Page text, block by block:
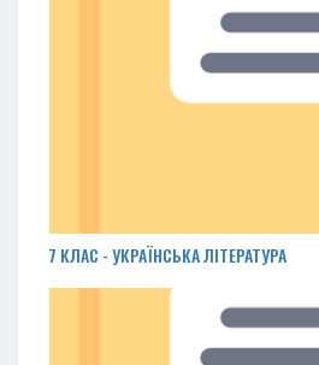
7 КЛАС - УКРАЇНСЬКА ЛІТЕРАТУРА